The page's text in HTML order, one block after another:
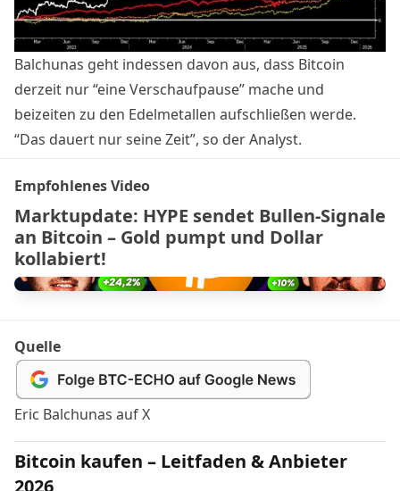
Balchunas geht indessen davon aus, dass Bitcoin
derzeit nur “eine Verschaufpause” mache und
beizeiten zu den Edelmetallen aufschließen werde.
“Das dauert nur seine Zeit”, so der Analyst.
Empfohlenes Video
Marktupdate: HYPE sendet Bullen-Signale
an Bitcoin – Gold pumpt und Dollar
kollabiert!
Quelle
Eric Balchunas auf X
Bitcoin kaufen – Leitfaden & Anbieter
2026